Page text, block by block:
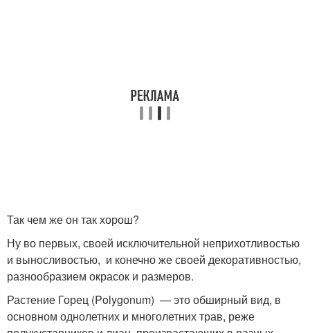
Так чем же он так хорош?
Ну во первых, своей исключительной неприхотливостью
и выносливостью, и конечно же своей декоративностью,
разнообразием окрасок и размеров.
Растение Горец (Polygonum) — это обширный вид, в
основном однолетних и многолетних трав, реже